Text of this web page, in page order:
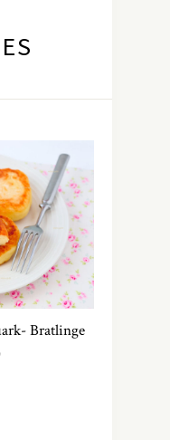
Bratlinge